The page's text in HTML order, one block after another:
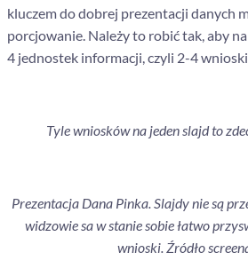
kluczem do dobrej prezentacji danych
porcjowanie. Należy to robić tak, aby
4 jednostek informacji, czyli 2-4
Tyle wniosków na jeden slajd to
Prezentacja Dana Pinka. Slajdy nie są
widzowie sa w stanie sobie łatwo
wnioski. Źródło